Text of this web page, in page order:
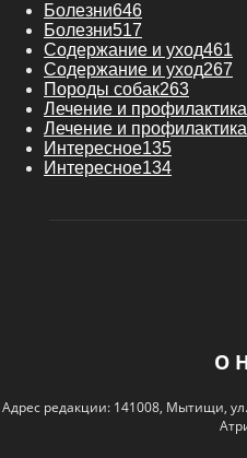
Болезни646
Болезни517
Содержание и уход461
Содержание и уход267
Породы собак263
Лечение и профилактика
Лечение и профилактика
Интересное135
Интересное134
О
Адрес редакции: 141008, Мытищи,